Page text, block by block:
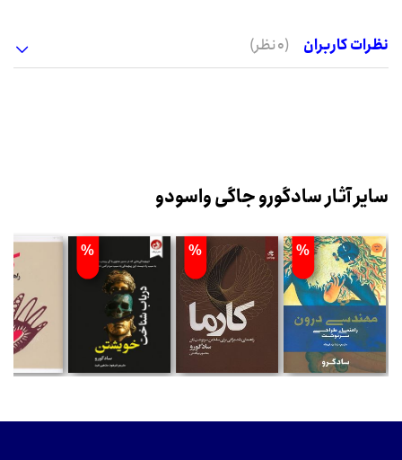
نظرات کاربران (0 نظر)
سایر آثار سادگورو جاگی واسودو
%
%
%